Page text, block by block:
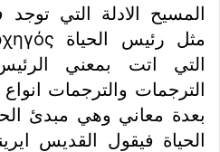
المسيح الادلة التي
التي اتت بمعني
الترجمات والترجمات
بعدة معاني وهي مبدئ
الحياة فيقول القديس